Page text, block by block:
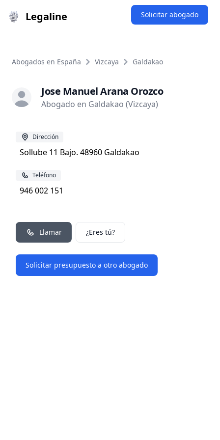
Legaline Solicitar abogado
Abogados en España Vizcaya Galdakao
Jose Manuel Arana Orozco
Abogado en Galdakao (Vizcaya)
Dirección
Sollube 11 Bajo. 48960 Galdakao
Teléfono
946 002 151
Llamar ¿Eres tú?
Solicitar presupuesto a otro abogado